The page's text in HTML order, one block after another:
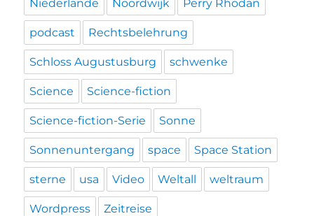
Niederlande Noordwijk Perry Rhodan
podcast Rechtsbelehrung
Schloss Augustusburg schwenke
Science Science-fiction
Science-fiction-Serie Sonne
Sonnenuntergang space Space Station
sterne usa Video Weltall weltraum
Wordpress Zeitreise